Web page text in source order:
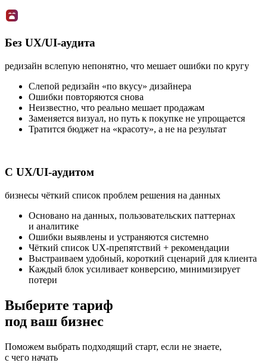
Без UX/UI-аудита
редизайн вслепую непонятно, что мешает ошибки по кругу
Слепой редизайн «по вкусу» дизайнера
Ошибки повторяются снова
Неизвестно, что реально мешает продажам
Заменяется визуал, но путь к покупке не упрощается
Тратится бюджет на «красоту», а не на результат
С UX/UI-аудитом
бизнесы чёткий список проблем решения на данных
Основано на данных, пользовательских паттернах
и аналитике
Ошибки выявлены и устраняются системно
Чёткий список UX-препятствий + рекомендации
Выстраиваем удобный, короткий сценарий для клиента
Каждый блок усиливает конверсию, минимизирует
потери
Выберите тариф
под ваш бизнес
Поможем выбрать подходящий старт, если не знаете,
с чего начать